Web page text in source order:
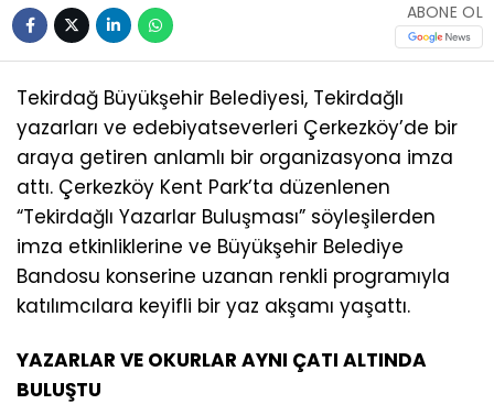
ABONE OL
Tekirdağ Büyükşehir Belediyesi, Tekirdağlı
yazarları ve edebiyatseverleri Çerkezköy’de bir
araya getiren anlamlı bir organizasyona imza
attı. Çerkezköy Kent Park’ta düzenlenen
“Tekirdağlı Yazarlar Buluşması” söyleşilerden
imza etkinliklerine ve Büyükşehir Belediye
Bandosu konserine uzanan renkli programıyla
katılımcılara keyifli bir yaz akşamı yaşattı.
YAZARLAR VE OKURLAR AYNI ÇATI ALTINDA
BULUŞTU